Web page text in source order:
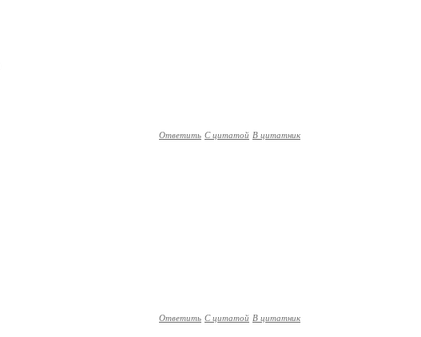
Ответить С цитатой В цитатник
Ответить С цитатой В цитатник